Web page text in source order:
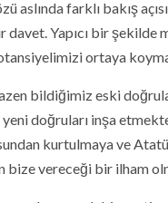
aslında farklı bakış
davet. Yapıcı bir şekilde
ortaya
bildiğimiz eski
doğruları inşa
kurtulmaya ve
bize vereceği bir ilham